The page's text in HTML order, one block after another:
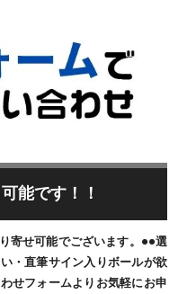
能です！！
寄せ可能でございます。●●選
・直筆サイン入りボールが欲
せフォームよりお気軽にお申